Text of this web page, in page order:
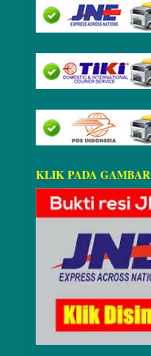
KLIK PADA GAMBAR